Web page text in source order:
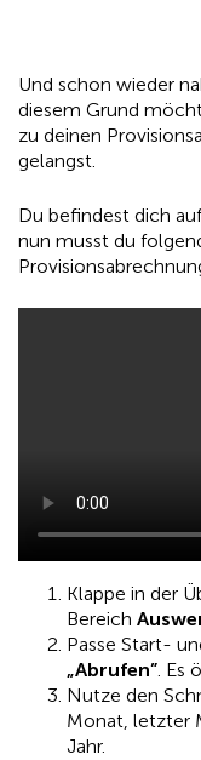
Und schon wieder
diesem Grund
zu deinen
gelangst.
Du befindest dich
nun musst du
Klappe in der
Bereich
Passe Start-
„Abrufen”. Es
Nutze den
Monat, letzter
Jahr.